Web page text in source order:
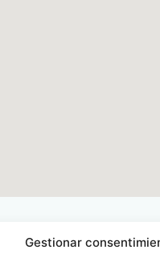
Gestionar